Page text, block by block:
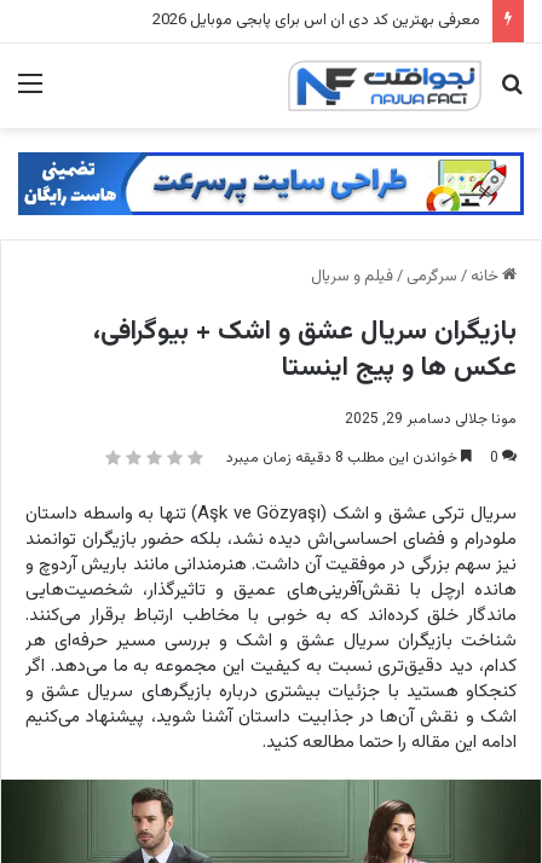
لیفت صورت بدون جراحی، با کانسیلر + بیوتی بلندر لیفت انجام بده
جستجو
خانه / سرگرمی /فیلم و سریال
بازیگران سریال عشق و اشک + بیوگرافی،
عکس ها و پیج اینستا
مونا جلالی دسامبر 29, 2025
0
خواندن این مطلب 8 دقیقه زمان میبرد
سریال ترکی عشق و اشک (Aşk ve Gözyaşı) تنها به واسطه داستان
ملودرام و فضای احساسی‌اش دیده نشد، بلکه حضور بازیگران توانمند
نیز سهم بزرگی در موفقیت آن داشت. هنرمندانی مانند باریش آردوچ و
هانده ارچل با نقش‌آفرینی‌های عمیق و تاثیرگذار، شخصیت‌هایی
ماندگار خلق کرده‌اند که به خوبی با مخاطب ارتباط برقرار می‌کنند.
شناخت بازیگران سریال عشق و اشک و بررسی مسیر حرفه‌ای هر
کدام، دید دقیق‌تری نسبت به کیفیت این مجموعه به ما می‌دهد. اگر
کنجکاو هستید با جزئیات بیشتری درباره بازیگرهای سریال عشق و
اشک و نقش آن‌ها در جذابیت داستان آشنا شوید، پیشنهاد می‌کنیم
ادامه این مقاله را حتما مطالعه کنید.